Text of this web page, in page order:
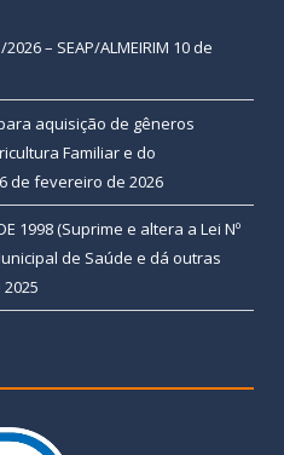
2026 – SEAP/ALMEIRIM 10 de
aquisição de gêneros
Familiar e do
de fevereiro de 2026
1998 (Suprime e altera a Lei Nº
de Saúde e dá outras